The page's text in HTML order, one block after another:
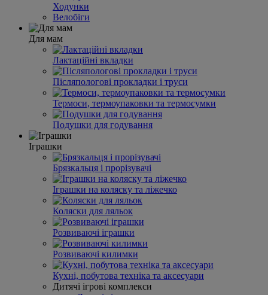
Ходунки
Велобіги
Для мам
Лактаційні вкладки
Післяпологові прокладки і труси
Термоси, термоупаковки та термосумки
Подушки для годування
Іграшки
Брязкальця і прорізувачі
Іграшки на коляску та ліжечко
Коляски для ляльок
Розвиваючі іграшки
Розвиваючі килимки
Кухні, побутова техніка та аксесуари
Дитячі ігрові комплекси